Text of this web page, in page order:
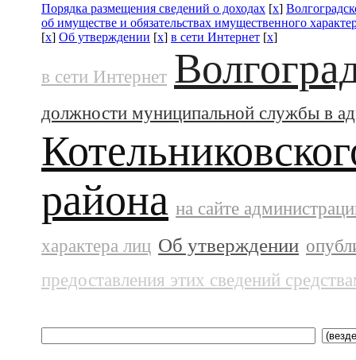
Порядка размещения сведений о доходах [x]
об имуществе и обязательствах имущественного
[x] Об утверждении [x] в сети Интернет [x]
в сети Интернет
должности муниципальной службы в
района на сайте
характера лиц Об утверждении
предоставления этих сведений